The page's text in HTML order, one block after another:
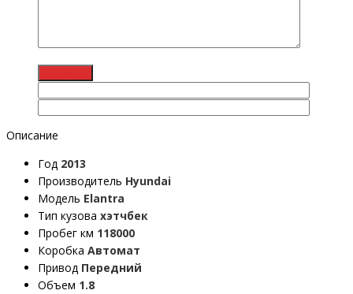
Описание
Год 2013
Производитель Hyundai
Модель Elantra
Тип кузова хэтчбек
Пробег км 118000
Коробка Автомат
Привод Передний
Объем 1.8